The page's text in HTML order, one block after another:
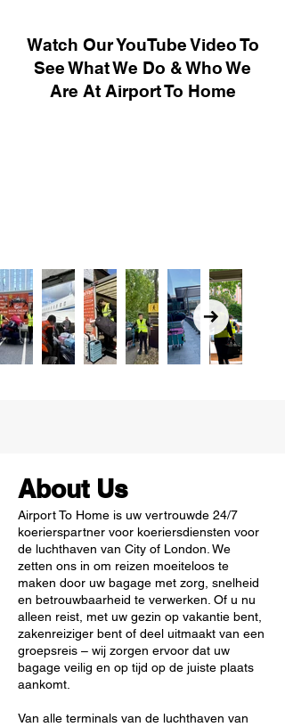
Watch Our YouTube Video To
See What We Do & Who We
Are At Airport To Home
About Us
Airport To Home is uw vertrouwde 24/7
koerierspartner voor koeriersdiensten voor
de luchthaven van City of London. We
zetten ons in om reizen moeiteloos te
maken door uw bagage met zorg, snelheid
en betrouwbaarheid te verwerken. Of u nu
alleen reist, met uw gezin op vakantie bent,
zakenreiziger bent of deel uitmaakt van een
groepsreis – wij zorgen ervoor dat uw
bagage veilig en op tijd op de juiste plaats
aankomt.
Van alle terminals van de luchthaven van